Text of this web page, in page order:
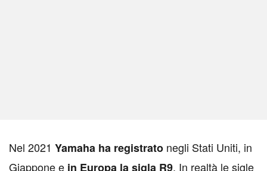
Nel 2021 Yamaha ha registrato negli Stati Uniti, in
Giappone e in Europa la sigla R9. In realtà le sigle